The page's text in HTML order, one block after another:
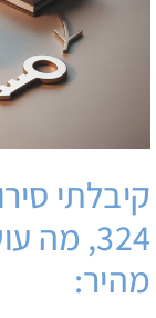
קיבלתי
324,
מהיר: